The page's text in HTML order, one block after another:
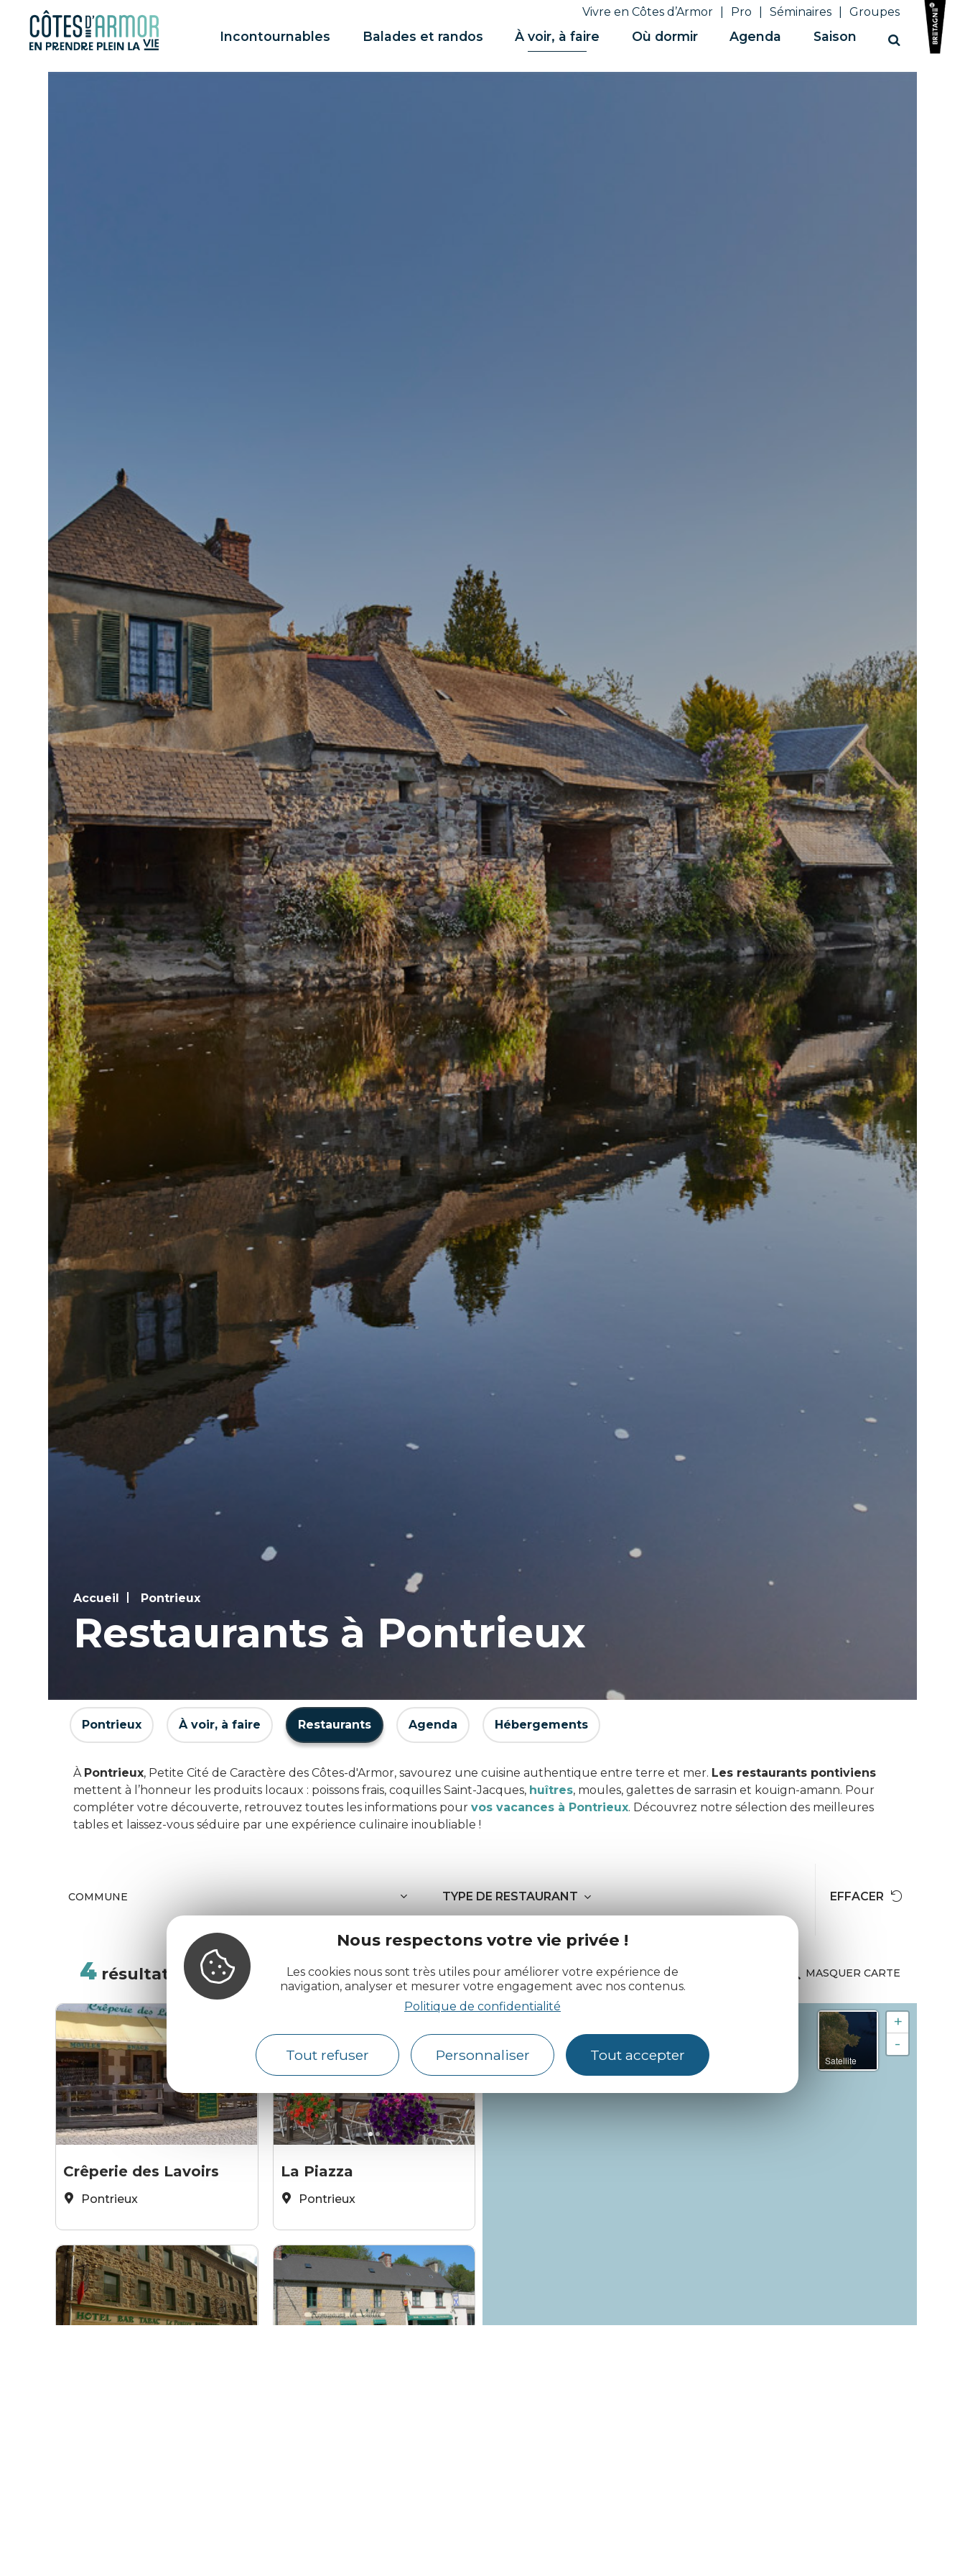
Panneau de gestion des cookies
Nous respectons votre vie privée !
Les cookies nous sont très utiles pour améliorer votre expérience de
navigation, analyser et mesurer votre engagement avec nos contenus.
Politique de confidentialité
Tout refuser Personnaliser Tout accepter
Vivre en Côtes d’Armor Pro Séminaires Groupes
Incontournables Balades et randos À voir, à faire Où dormir Agenda Saison
Accueil Pontrieux
Restaurants à Pontrieux
Pontrieux À voir, à faire Restaurants Agenda Hébergements
À Pontrieux, Petite Cité de Caractère des Côtes-d'Armor, savourez une cuisine authentique entre terre et mer. Les restaurants pontiviens
mettent à l’honneur les produits locaux : poissons frais, coquilles Saint-Jacques, huîtres, moules, galettes de sarrasin et kouign-amann. Pour
compléter votre découverte, retrouvez toutes les informations pour vos vacances à Pontrieux. Découvrez notre sélection des meilleures
tables et laissez-vous séduire par une expérience culinaire inoubliable !
TYPE DE RESTAURANT EFFACER
4 résultats TRI :ALÉATOIRE AUTOURDE MOI MASQUER CARTE
Crêperie des Lavoirs
Pontrieux
La Piazza
Pontrieux
+
-
Satellite